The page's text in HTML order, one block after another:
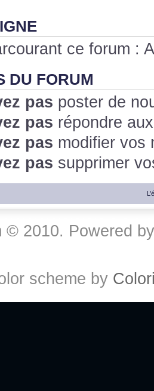
ce forum :
DU FORUM
pas poster de
pas répondre
pas modifier vos
pas supprimer
© 2010. Powered
scheme by